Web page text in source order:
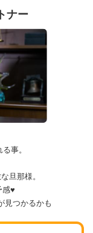
ナー
事。
旦那様。
感♥
見つかるかも